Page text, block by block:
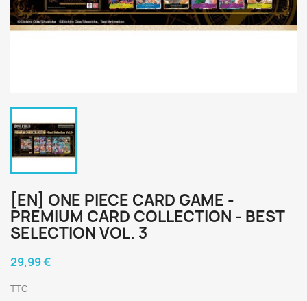
[EN] ONE PIECE CARD GAME -
PREMIUM CARD COLLECTION - BEST
SELECTION VOL. 3
29,99 €
TTC